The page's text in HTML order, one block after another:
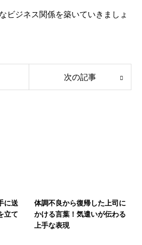
ビジネス関係を築いていきましょ
次の記事
に送
立て
体調不良から復帰した上司に
かける言葉！気遣いが伝わる
上手な表現